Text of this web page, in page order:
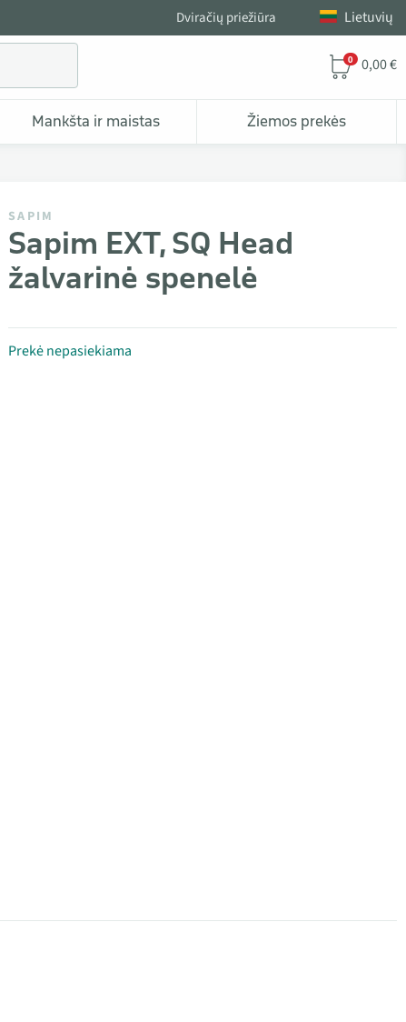
Dviračių priežiūra Lietuvių
0 0,00 €
Mankšta ir maistas Žiemos prekės
SAPIM
Sapim EXT, SQ Head
žalvarinė spenelė
Prekė nepasiekiama